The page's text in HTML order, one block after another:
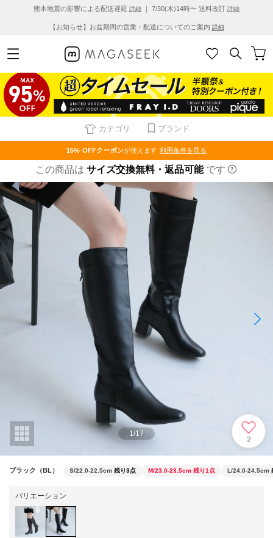
熊本地震の影響による配送遅延 詳細 ｜ 7/30(木)14時〜 送料改訂 詳細
【お知らせ】お盆期間の営業・配送についてのご案内 詳細
カテゴリ ブランド
15% OFFクーポンが使えます 利用条件を見る
この商品は サイズ交換無料・返品可能 です
1 /17
2
ブラック（BL） S/22.0-22.5cm 残り3点 M/23.0-23.5cm 残り1点 L/24.0-24.5cm
バリエーション